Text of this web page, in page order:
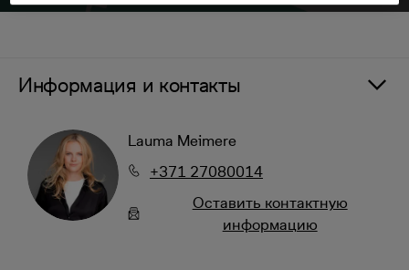
Информация и контакты
Lauma Meimere
+371 27080014
Oставить контактную
информацию